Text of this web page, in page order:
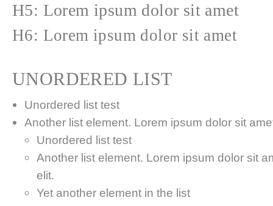
H5: Lorem ipsum dolor sit amet
H6: Lorem ipsum dolor sit amet
UNORDERED LIST
Unordered list test
Another list element. Lorem ipsum dolor sit
Unordered list test
Another list element. Lorem ipsum dolor sit
elit.
Yet another element in the list